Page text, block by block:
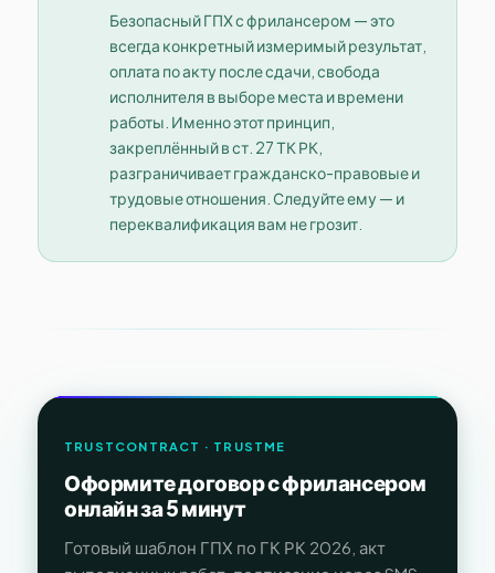
Безопасный ГПХ с фрилансером — это
всегда конкретный измеримый результат,
оплата по акту после сдачи, свобода
исполнителя в выборе места и времени
работы. Именно этот принцип,
закреплённый в ст. 27 ТК РК,
разграничивает гражданско-правовые и
трудовые отношения. Следуйте ему — и
переквалификация вам не грозит.
TRUSTCONTRACT · TRUSTME
Оформите договор с фрилансером
онлайн за 5 минут
Готовый шаблон ГПХ по ГК РК 2026, акт